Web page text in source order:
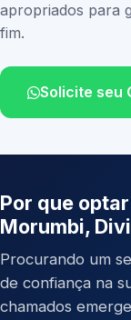
apropriados para
fim.
Solicite seu
Por que
Morumbi,
Procurando um
de confiança na
chamados